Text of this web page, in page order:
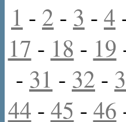
1 - 2 - 3 - 4
17 - 18 - 19
- 31 - 32 -
44 - 45 - 46